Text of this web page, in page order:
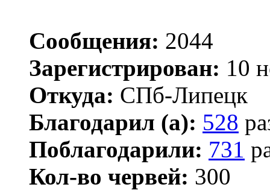
Сообщения: 2044
Зарегистрирован: 10
Откуда: СПб-Липецк
Благодарил (а): 528
Поблагодарили: 731
Кол-во червей: 300